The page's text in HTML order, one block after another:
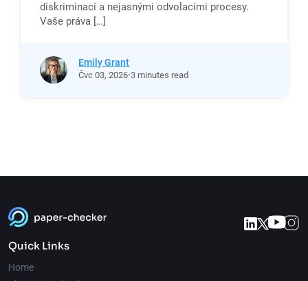
diskriminací a nejasnými odvolacími procesy.
Vaše práva […]
Emily Grant
Čvc 03,2026 3 minutes read
Quick Links
Home